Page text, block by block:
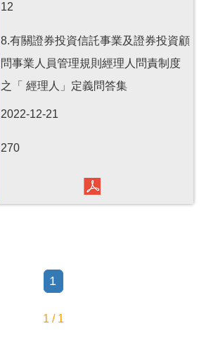
12
8.有關證券投資信託事業及證券投資顧
問事業人員管理規則經理人問責制度
之「 經理人」定義問答集
2022-12-21
270
1
1 / 1